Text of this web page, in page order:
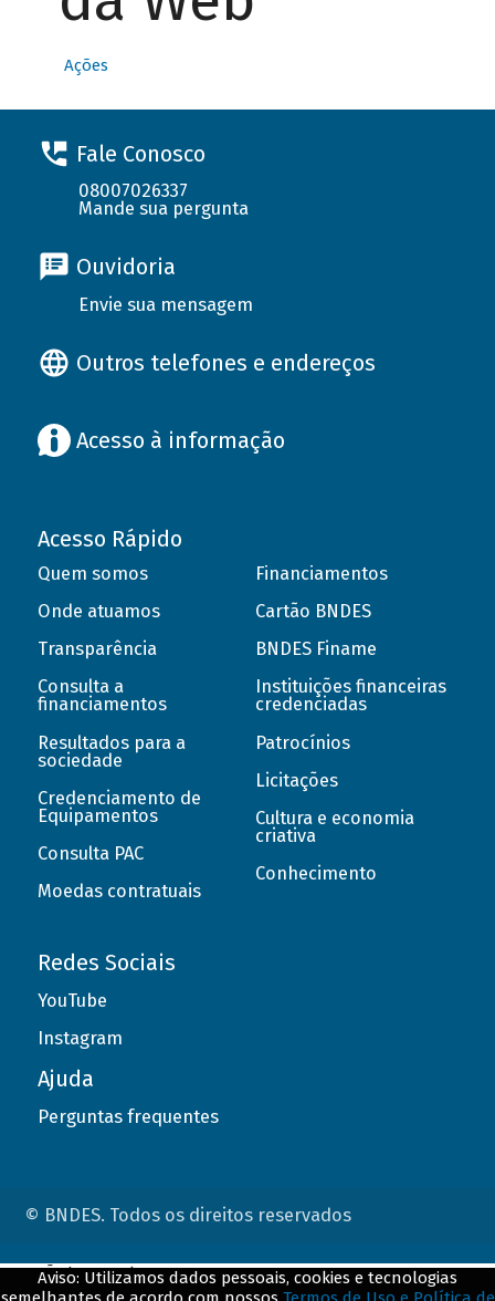
Ações
Fale Conosco
08007026337
Mande sua pergunta
Ouvidoria
Envie sua mensagem
Outros telefones e endereços
Acesso à informação
Acesso Rápido
Quem somos
Onde atuamos
Transparência
Consulta a
financiamentos
Resultados para a
sociedade
Credenciamento de
Equipamentos
Consulta PAC
Moedas contratuais
Financiamentos
Cartão BNDES
BNDES Finame
Instituições financeiras
credenciadas
Patrocínios
Licitações
Cultura e economia
criativa
Conhecimento
Redes Sociais
YouTube
Instagram
Ajuda
Perguntas frequentes
© BNDES. Todos os direitos reservados
Aviso: Utilizamos dados pessoais, cookies e tecnologias
ConteÃºdo complementar